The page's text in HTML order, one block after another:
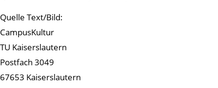
Quelle Text/Bild:
CampusKultur
TU Kaiserslautern
Postfach 3049
67653 Kaiserslautern